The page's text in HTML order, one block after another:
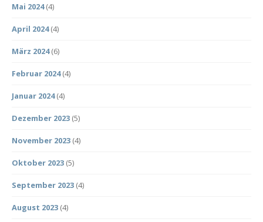
Mai 2024(4)
April 2024(4)
März 2024(6)
Februar 2024(4)
Januar 2024(4)
Dezember 2023 (5)
November 2023 (4)
Oktober 2023 (5)
September 2023 (4)
August 2023 (4)